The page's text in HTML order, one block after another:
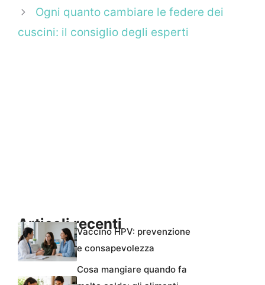
Ogni quanto cambiare le federe dei
cuscini: il consiglio degli esperti
Articoli recentiVaccino HPV: prevenzione
e consapevolezza
Cosa mangiare quando fa